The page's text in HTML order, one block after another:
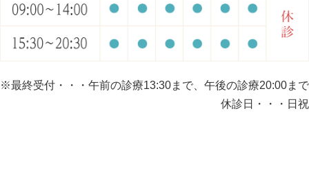
※最終受付・・・午前の診療13:30まで、午後の診療20:00まで
休診日・・・日祝